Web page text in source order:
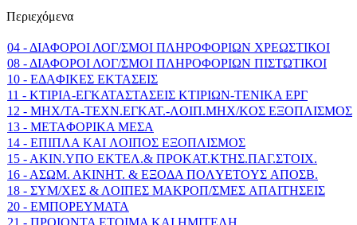
Περιεχόμενα
04 - ΔΙΑΦΟΡΟΙ ΛΟΓ/ΣΜΟΙ ΠΛΗΡΟΦΟΡΙΩΝ ΧΡΕΩΣΤΙΚΟΙ
08 - ΔΙΑΦΟΡΟΙ ΛΟΓ/ΣΜΟΙ ΠΛΗΡΟΦΟΡΙΩΝ ΠΙΣΤΩΤΙΚΟΙ
10 - EΔAΦIKEΣ EKTAΣEIΣ
11 - KTIPIA-EΓKATAΣTAΣEIΣ KTIPIΩN-TENIKA EPΓ
12 - MHX/TA-TEXN.EΓKAT.-ΛOIΠ.MHX/KOΣ EΞOΠΛIΣΜΟΣ
13 - METAΦOPIKA MEΣA
14 - EΠIΠΛA KAI ΛOIΠOΣ EΞOΠΛIΣMOΣ
15 - AKIN.YΠO EKTEΛ.& ΠPOKAT.KTHΣ.ΠAΓ.ΣTOIX.
16 - AΣΩM. AKINHT. & EΞOΔA ΠOΛYETOYΣ AΠOΣB.
18 - ΣYM/XEΣ & ΛOIΠEΣ MAKPOΠ/ΣMEΣ AΠAITHΣEIΣ
20 - ΕΜΠΟΡΕΥΜΑΤΑ
21 - ΠΡΟΙΟΝΤΑ ΕΤΟΙΜΑ ΚΑΙ ΗΜΙΤΕΛΗ